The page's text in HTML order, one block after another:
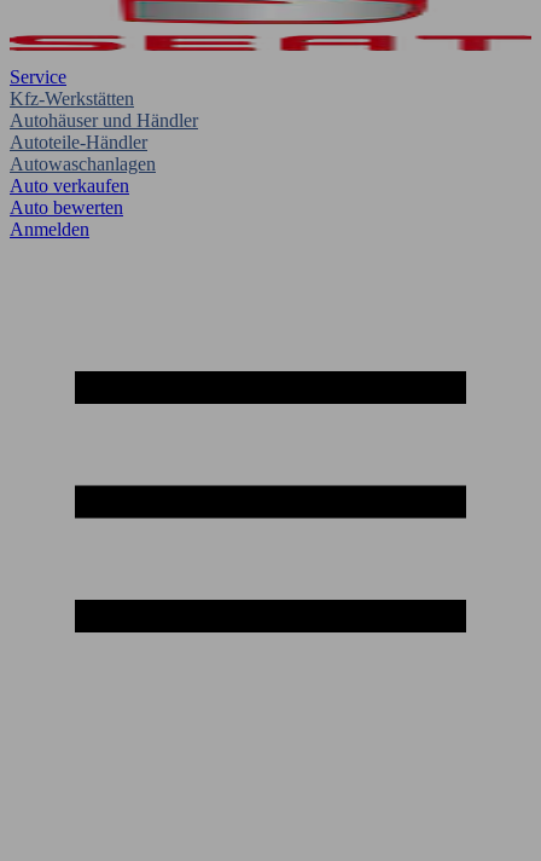
Service
Kfz-Werkstätten
Autohäuser und Händler
Autoteile-Händler
Autowaschanlagen
Auto verkaufen
Auto bewerten
Anmelden